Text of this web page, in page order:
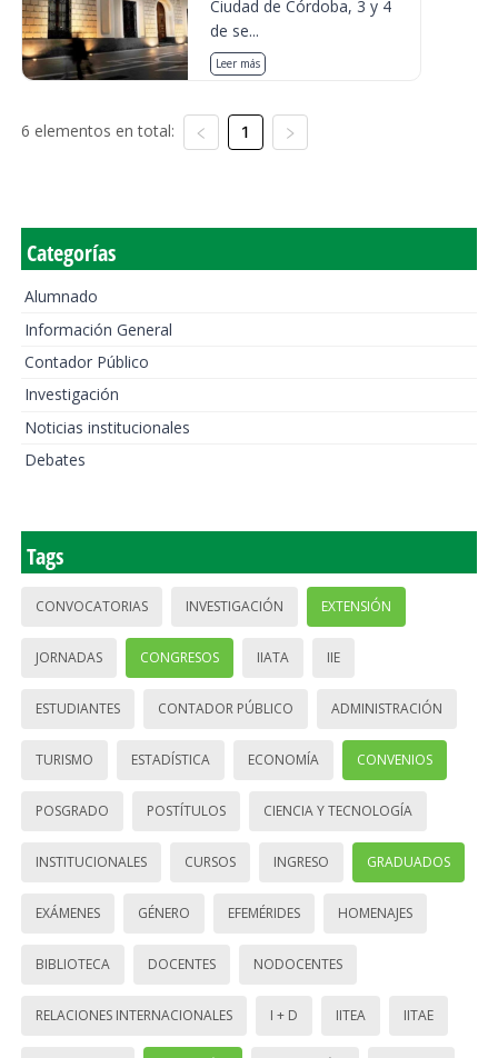
Ciudad de Córdoba, 3 y 4
de se...
Leer más
6 elementos en total: 1
Categorías
Alumnado
Información General
Contador Público
Investigación
Noticias institucionales
Debates
Tags
CONVOCATORIAS INVESTIGACIÓN EXTENSIÓN
JORNADAS CONGRESOS IIATA IIE
ESTUDIANTES CONTADOR PÚBLICO ADMINISTRACIÓN
TURISMO ESTADÍSTICA ECONOMÍA CONVENIOS
POSGRADO POSTÍTULOS CIENCIA Y TECNOLOGÍA
INSTITUCIONALES CURSOS INGRESO GRADUADOS
EXÁMENES GÉNERO EFEMÉRIDES HOMENAJES
BIBLIOTECA DOCENTES NODOCENTES
RELACIONES INTERNACIONALES I + D IITEA IITAE